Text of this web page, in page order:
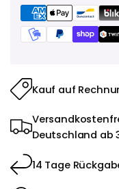
Kauf auf
Deutschland ab
14 Tage